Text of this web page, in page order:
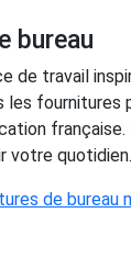
bureau
de travail
fournitures
française.
votre quotidien.
de bureau